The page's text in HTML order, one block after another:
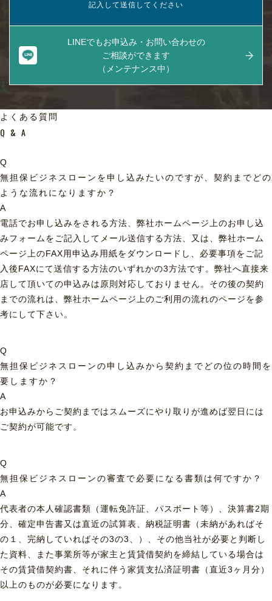
記入して送信してください
LINEでもお申込み・お問い合わせの
ご相談ができます
（メンテナンス中）
よくある質問
Q & A
Q
無担保ビジネスローンを申し込みたいのですが、契約までどの
ような流れになりますか？
A
電話でお申し込みをされる方法、弊社ホームページ上のお申し込
みフォームをご記入してメール送信する方法、又は、弊社ホーム
ページ上のFAX用申込み用紙をダウンロードし、必要事項をご記
入後FAXにて送信する方法のいずれかの3方法です。弊社へ直接来
店して頂いての申込みは原則対応しておりません。その後の契約
までの流れは、弊社ホームページ上のご利用の流れのページを参
考にして下さい。
Q
無担保ビジネスローンの申し込みから契約までどの位の時間を
要しますか？
A
お申込みからご契約まではスムーズにやり取りが進めば翌日には
ご契約が可能です。
Q
無担保ビジネスローンの審査で必要になる書類は何ですか？
A
代表者の本人確認書類（運転免許証、パスポート等）、決算書2期
分、確定申告書又は直近の試算表、納税証明書（未納があればそ
の１、完納していればその3の3、）、その他当社が必要と判断し
た資料、また事業所等が家主と賃貸借契約を締結している場合は
その賃貸借契約書、それに伴う家賃支払済証明書（直近3ヶ月分）
以上のものが必要になります。